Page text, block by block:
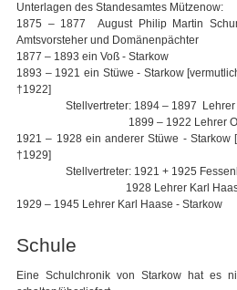
Unterlagen des Standesamtes Mützenow:
1875 – 1877 August Philip Martin
Amtsvorsteher und Domänenpächter
1877 – 1893 ein Voß - Starkow
1893 – 1921 ein Stüwe - Starkow
†1922]
Stellvertreter: 1894 – 1897 Lehrer
1899 – 1922 Lehrer Otto
1921 – 1928 ein anderer Stüwe - Starkow
†1929]
Stellvertreter: 1921 + 1925
1928 Lehrer Karl
1929 – 1945 Lehrer Karl Haase - Starkow
Schule
Eine Schulchronik von Starkow hat es